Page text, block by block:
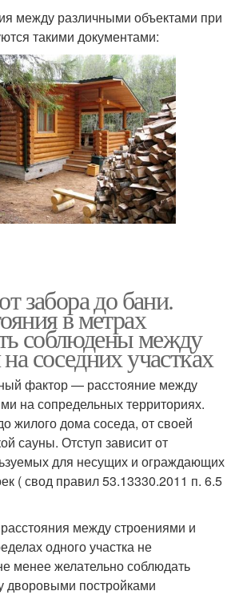
между различными объектами при
такими документами:
забора до бани.
в метрах
соблюдены между
соседних участках
фактор — расстояние между
на сопредельных территориях.
жилого дома соседа, от своей
сауны. Отступ зависит от
для несущих и ограждающих
( свод правил 53.13330.2011 п. 6.5
между строениями и
одного участка не
менее желательно соблюдать
постройками